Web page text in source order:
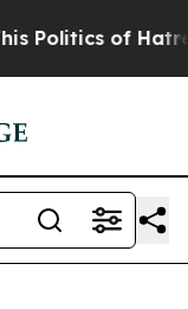
of Hatred”